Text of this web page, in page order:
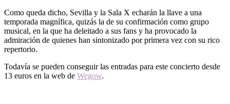
Como queda dicho, Sevilla y la Sala X echarán la llave a una
temporada magnífica, quizás la de su confirmación como grupo
musical, en la que ha deleitado a sus fans y ha provocado la
admiración de quienes han sintonizado por primera vez con su rico
repertorio.
Todavía se pueden conseguir las entradas para este concierto desde
13 euros en la web de Wegow.